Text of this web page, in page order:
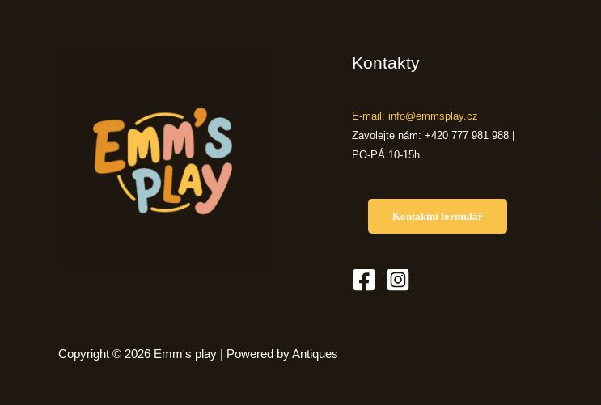
Kontakty
E-mail: info@emmsplay.cz
Zavolejte nám: +420 777 981 988 |
PO-PÁ 10-15h
Kontaktní formulář
Copyright © 2026 Emm's play | Powered by Antiques